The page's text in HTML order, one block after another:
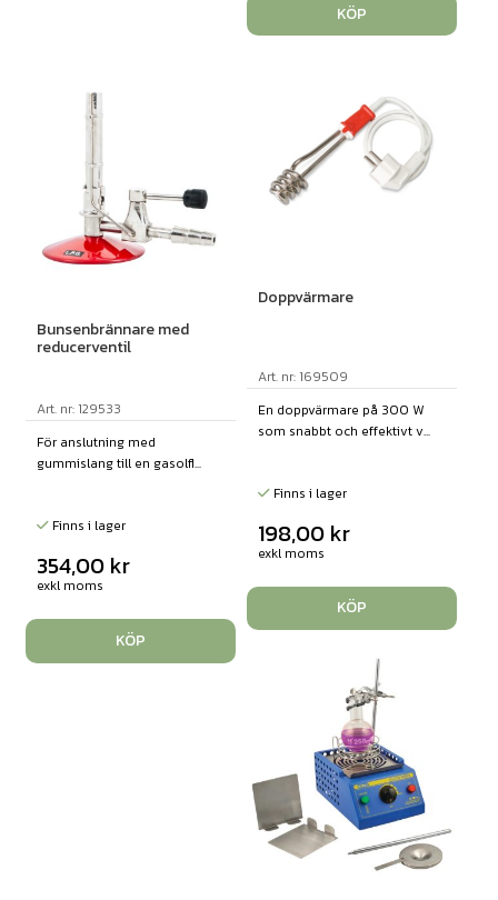
KÖP
Bunsenbrännare med
reducerventil
Art. nr: 129533
För anslutning med
gummislang till en gasolfl...
Finns i lager
354,00 kr
exkl moms
KÖP
Doppvärmare
Art. nr: 169509
En doppvärmare på 300 W
som snabbt och effektivt v...
Finns i lager
198,00 kr
exkl moms
KÖP